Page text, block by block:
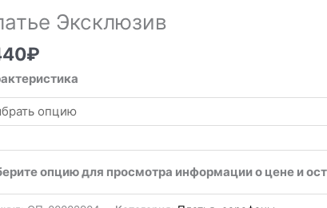
Эксклюзив
₽
опцию для просмотра информации о цене и